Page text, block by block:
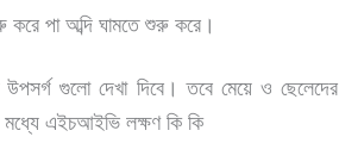
করে পা অব্দি ঘামতে শুরু করে।
গুলো দেখা দিবে। তবে মেয়ে ও ছেলেদের
এইচআইভি লক্ষণকি কি